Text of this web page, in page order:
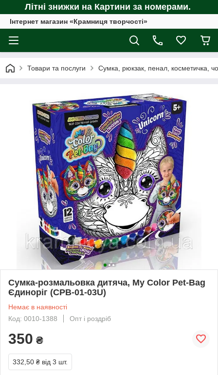
Літні знижки на Картини за номерами.
Інтернет магазин «Крамниця творчості»
Товари та послуги Сумка, рюкзак, пенал, косметичка,
Сумка-розмальовка дитяча, My Color Pet-Bag
Єдиноріг (CPB-01-03U)
Немає в наявності
Код: 0010-1388
Опт і роздріб
350 ₴
332,50 ₴ від 3 шт.